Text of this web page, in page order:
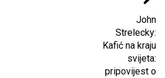
John
Strelecky:
Kafić na kraju
svijeta:
pripovijest o